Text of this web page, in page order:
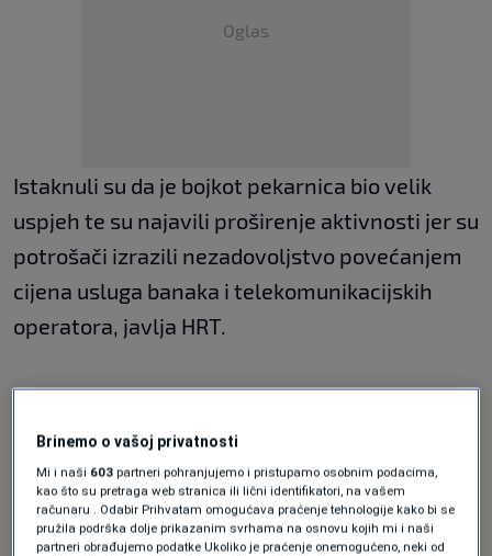
Oglas
Istaknuli su da je bojkot pekarnica bio velik
uspjeh te su najavili proširenje aktivnosti jer su
potrošači izrazili nezadovoljstvo povećanjem
cijena usluga banaka i telekomunikacijskih
operatora, javlja HRT.
- U četvrtak 20. veljače pred HNB-om u
Zagrebu potrošači će biti pozvani da dođu i
iskažu nezadovoljstvo svime što se događa na
tržištu. Pozivamo ih da dođu s prospektima i
katalozima za akcije i popuste, da dođu pred
Brinemo o vašoj privatnosti
Mi i naši 603 partneri pohranjujemo i pristupamo osobnim podacima,
kao što su pretraga web stranica ili lični identifikatori, na vašem
računaru . Odabir Prihvatam omogućava praćenje tehnologije kako bi se
pružila podrška dolje prikazanim svrhama na osnovu kojih mi i naši
partneri obrađujemo podatke Ukoliko je praćenje onemogućeno, neki od